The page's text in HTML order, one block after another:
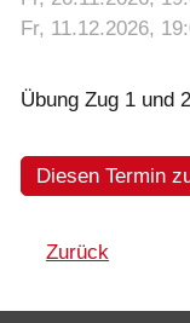
Fr, 11.12.2026,
Übung Zug 1 und 2
Diesen Termin
Zurück